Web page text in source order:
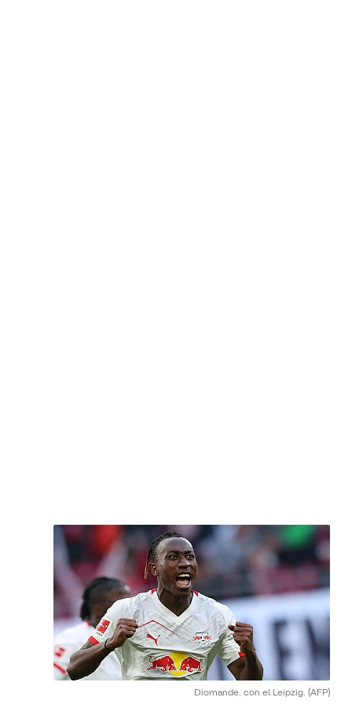
Diomande, con el Leipzig. (AFP)